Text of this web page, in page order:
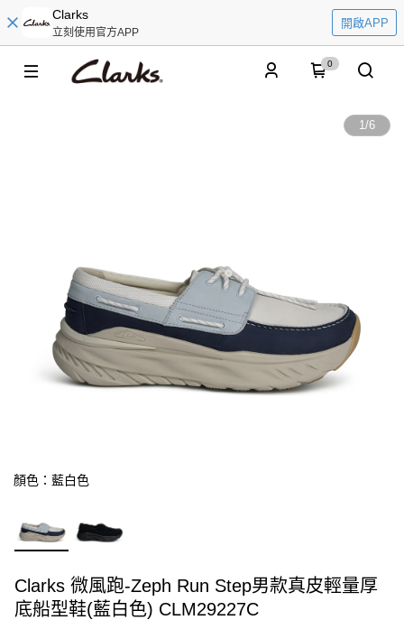
Clarks
立刻使用官方APP
開啟APP
0
1/6
顏色：藍白色
Clarks 微風跑-Zeph Run Step男款真皮輕量厚
底船型鞋(藍白色) CLM29227C